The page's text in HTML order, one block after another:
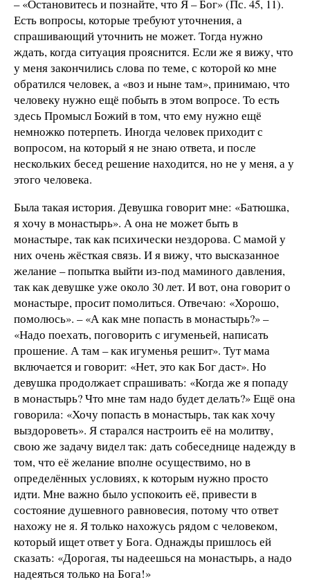
– «Остановитесь и познайте, что Я – Бог» (Пс. 45, 11).
Есть вопросы, которые требуют уточнения, а
спрашивающий уточнить не может. Тогда нужно
ждать, когда ситуация прояснится. Если же я вижу, что
у меня закончились слова по теме, с которой ко мне
обратился человек, а «воз и ныне там», принимаю, что
человеку нужно ещё побыть в этом вопросе. То есть
здесь Промысл Божий в том, что ему нужно ещё
немножко потерпеть. Иногда человек приходит с
вопросом, на который я не знаю ответа, и после
нескольких бесед решение находится, но не у меня, а у
этого человека.
Была такая история. Девушка говорит мне: «Батюшка,
я хочу в монастырь». А она не может быть в
монастыре, так как психически нездорова. С мамой у
них очень жёсткая связь. И я вижу, что высказанное
желание – попытка выйти из-под маминого давления,
так как девушке уже около 30 лет. И вот, она говорит о
монастыре, просит помолиться. Отвечаю: «Хорошо,
помолюсь». – «А как мне попасть в монастырь?» –
«Надо поехать, поговорить с игуменьей, написать
прошение. А там – как игуменья решит». Тут мама
включается и говорит: «Нет, это как Бог даст». Но
девушка продолжает спрашивать: «Когда же я попаду
в монастырь? Что мне там надо будет делать?» Ещё она
говорила: «Хочу попасть в монастырь, так как хочу
выздороветь». Я старался настроить её на молитву,
свою же задачу видел так: дать собеседнице надежду в
том, что её желание вполне осуществимо, но в
определённых условиях, к которым нужно просто
идти. Мне важно было успокоить её, привести в
состояние душевного равновесия, потому что ответ
нахожу не я. Я только нахожусь рядом с человеком,
который ищет ответ у Бога. Однажды пришлось ей
сказать: «Дорогая, ты надеешься на монастырь, а надо
надеяться только на Бога!»